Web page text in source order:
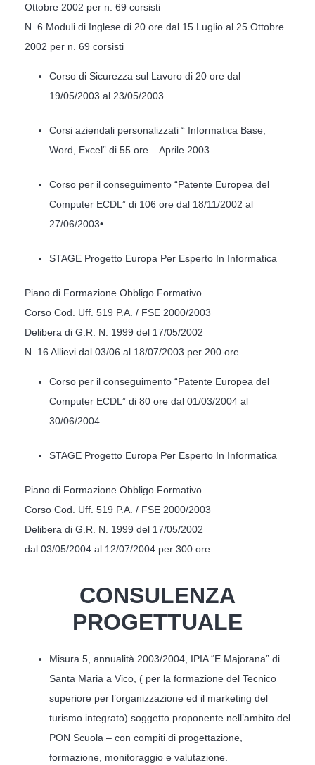
Ottobre 2002 per n. 69 corsisti
N. 6 Moduli di Inglese di 20 ore dal 15 Luglio al 25 Ottobre
2002 per n. 69 corsisti
Corso di Sicurezza sul Lavoro di 20 ore dal
19/05/2003 al 23/05/2003
Corsi aziendali personalizzati “ Informatica Base,
Word, Excel” di 55 ore – Aprile 2003
Corso per il conseguimento “Patente Europea del
Computer ECDL” di 106 ore dal 18/11/2002 al
27/06/2003•
STAGE Progetto Europa Per Esperto In Informatica
Piano di Formazione Obbligo Formativo
Corso Cod. Uff. 519 P.A. / FSE 2000/2003
Delibera di G.R. N. 1999 del 17/05/2002
N. 16 Allievi dal 03/06 al 18/07/2003 per 200 ore
Corso per il conseguimento “Patente Europea del
Computer ECDL” di 80 ore dal 01/03/2004 al
30/06/2004
STAGE Progetto Europa Per Esperto In Informatica
Piano di Formazione Obbligo Formativo
Corso Cod. Uff. 519 P.A. / FSE 2000/2003
Delibera di G.R. N. 1999 del 17/05/2002
dal 03/05/2004 al 12/07/2004 per 300 ore
CONSULENZA
PROGETTUALE
Misura 5, annualità 2003/2004, IPIA “E.Majorana” di
Santa Maria a Vico, ( per la formazione del Tecnico
superiore per l’organizzazione ed il marketing del
turismo integrato) soggetto proponente nell’ambito del
PON Scuola – con compiti di progettazione,
formazione, monitoraggio e valutazione.